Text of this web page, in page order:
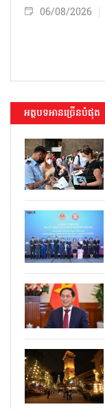
06/08/2026
អត្ថបទអានច្រើនបំផុត